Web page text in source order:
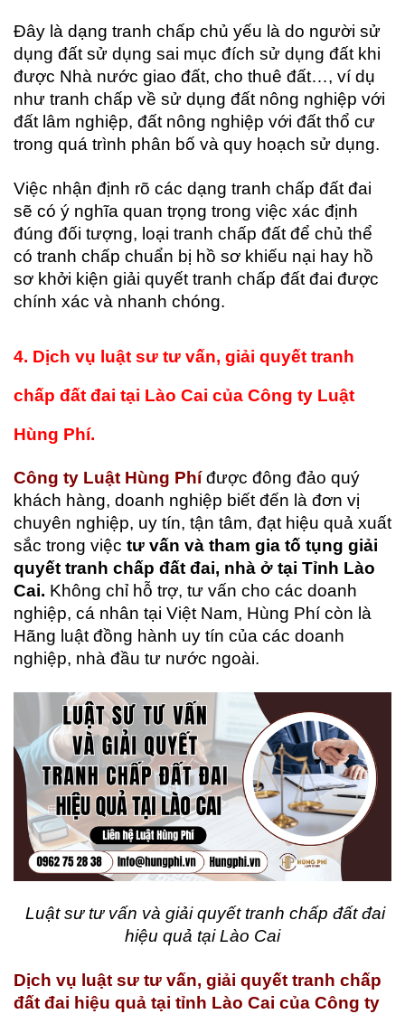
Đây là dạng tranh chấp chủ yếu là do người sử
dụng đất sử dụng sai mục đích sử dụng đất khi
được Nhà nước giao đất, cho thuê đất…, ví dụ
như tranh chấp về sử dụng đất nông nghiệp với
đất lâm nghiệp, đất nông nghiệp với đất thổ cư
trong quá trình phân bố và quy hoạch sử dụng.
Việc nhận định rõ các dạng tranh chấp đất đai
sẽ có ý nghĩa quan trọng trong việc xác định
đúng đối tượng, loại tranh chấp đất để chủ thể
có tranh chấp chuẩn bị hồ sơ khiếu nại hay hồ
sơ khởi kiện giải quyết tranh chấp đất đai được
chính xác và nhanh chóng.
4. Dịch vụ luật sư tư vấn, giải quyết tranh
chấp đất đai tại Lào Cai của Công ty Luật
Hùng Phí.
Công ty Luật Hùng Phí được đông đảo quý
khách hàng, doanh nghiệp biết đến là đơn vị
chuyên nghiệp, uy tín, tận tâm, đạt hiệu quả xuất
sắc trong việc tư vấn và tham gia tố tụng giải
quyết tranh chấp đất đai, nhà ở tại Tỉnh Lào
Cai. Không chỉ hỗ trợ, tư vấn cho các doanh
nghiệp, cá nhân tại Việt Nam, Hùng Phí còn là
Hãng luật đồng hành uy tín của các doanh
nghiệp, nhà đầu tư nước ngoài.
Luật sư tư vấn và giải quyết tranh chấp đất đai
hiệu quả tại Lào Cai
Dịch vụ luật sư tư vấn, giải quyết tranh chấp
đất đai hiệu quả tại tỉnh Lào Cai của Công ty